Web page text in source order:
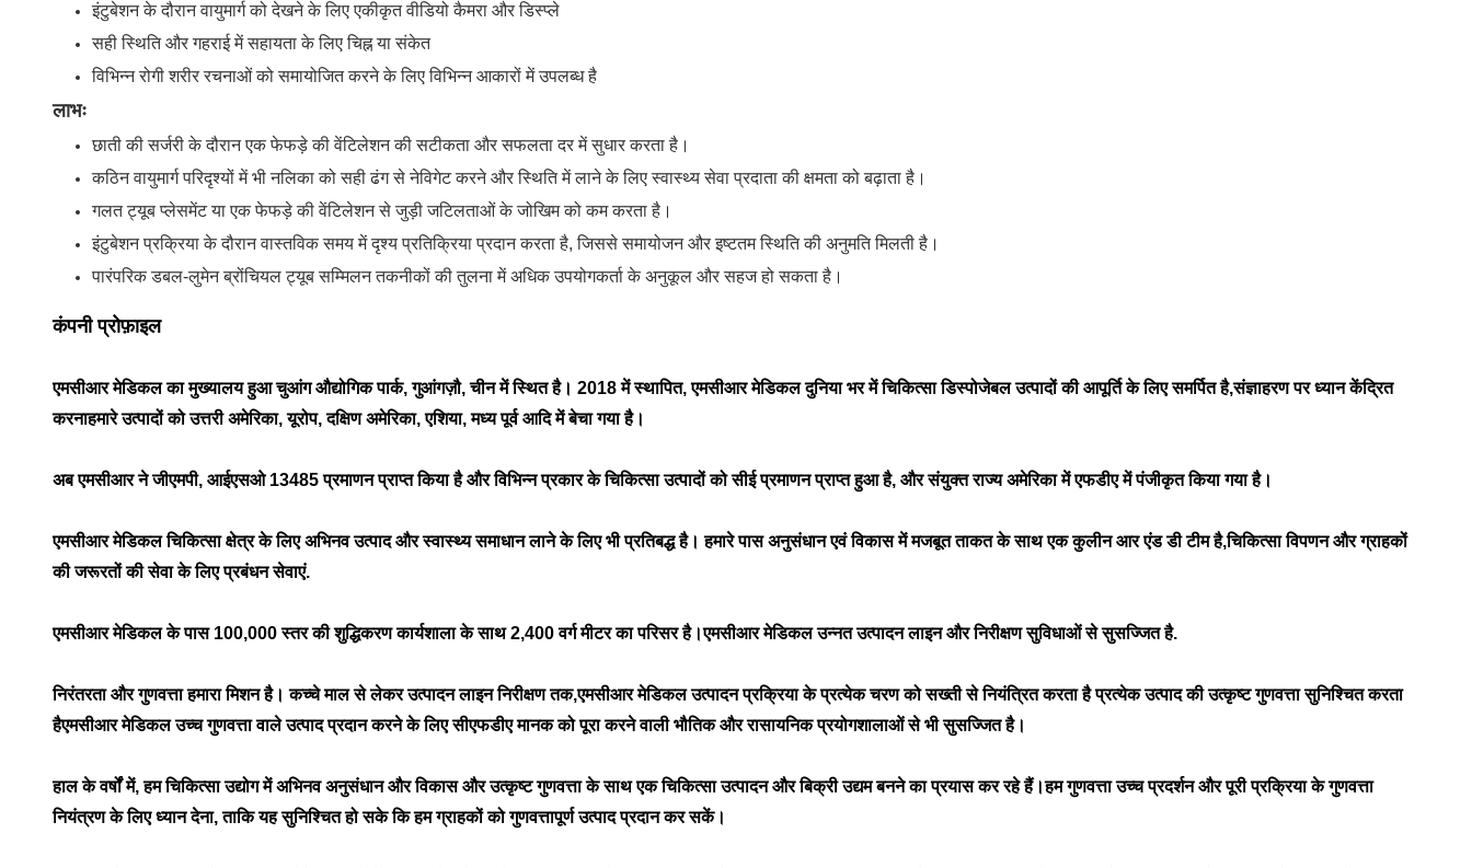
इंटुबेशन के दौरान वायुमार्ग को देखने के लिए एकीकृत वीडियो कैमरा और डिस्प्ले
सही स्थिति और गहराई में सहायता के लिए चिह्न या संकेत
विभिन्न रोगी शरीर रचनाओं को समायोजित करने के लिए विभिन्न आकारों में उपलब्ध है
लाभः
छाती की सर्जरी के दौरान एक फेफड़े की वेंटिलेशन की सटीकता और सफलता दर में सुधार करता है।
कठिन वायुमार्ग परिदृश्यों में भी नलिका को सही ढंग से नेविगेट करने और स्थिति में लाने के लिए स्वास्थ्य सेवा प्रदाता की क्षमता को बढ़ाता है।
गलत ट्यूब प्लेसमेंट या एक फेफड़े की वेंटिलेशन से जुड़ी जटिलताओं के जोखिम को कम करता है।
इंटुबेशन प्रक्रिया के दौरान वास्तविक समय में दृश्य प्रतिक्रिया प्रदान करता है, जिससे समायोजन और इष्टतम स्थिति की अनुमति मिलती है।
पारंपरिक डबल-लुमेन ब्रोंचियल ट्यूब सम्मिलन तकनीकों की तुलना में अधिक उपयोगकर्ता के अनुकूल और सहज हो सकता है।
कंपनी प्रोफ़ाइल
एमसीआर मेडिकल का मुख्यालय हुआ चुआंग औद्योगिक पार्क, गुआंगज़ौ, चीन में स्थित है। 2018 में स्थापित, एमसीआर मेडिकल दुनिया भर में चिकित्सा डिस्पोजेबल उत्पादों की आपूर्ति के लिए समर्पित है,संज्ञाहरण पर ध्यान केंद्रित
करनाहमारे उत्पादों को उत्तरी अमेरिका, यूरोप, दक्षिण अमेरिका, एशिया, मध्य पूर्व आदि में बेचा गया है।
अब एमसीआर ने जीएमपी, आईएसओ 13485 प्रमाणन प्राप्त किया है और विभिन्न प्रकार के चिकित्सा उत्पादों को सीई प्रमाणन प्राप्त हुआ है, और संयुक्त राज्य अमेरिका में एफडीए में पंजीकृत किया गया है।
एमसीआर मेडिकल चिकित्सा क्षेत्र के लिए अभिनव उत्पाद और स्वास्थ्य समाधान लाने के लिए भी प्रतिबद्ध है। हमारे पास अनुसंधान एवं विकास में मजबूत ताकत के साथ एक कुलीन आर एंड डी टीम है,चिकित्सा विपणन और ग्राहकों
की जरूरतों की सेवा के लिए प्रबंधन सेवाएं.
एमसीआर मेडिकल के पास 100,000 स्तर की शुद्धिकरण कार्यशाला के साथ 2,400 वर्ग मीटर का परिसर है।एमसीआर मेडिकल उन्नत उत्पादन लाइन और निरीक्षण सुविधाओं से सुसज्जित है.
निरंतरता और गुणवत्ता हमारा मिशन है। कच्चे माल से लेकर उत्पादन लाइन निरीक्षण तक,एमसीआर मेडिकल उत्पादन प्रक्रिया के प्रत्येक चरण को सख्ती से नियंत्रित करता है प्रत्येक उत्पाद की उत्कृष्ट गुणवत्ता सुनिश्चित करता
हैएमसीआर मेडिकल उच्च गुणवत्ता वाले उत्पाद प्रदान करने के लिए सीएफडीए मानक को पूरा करने वाली भौतिक और रासायनिक प्रयोगशालाओं से भी सुसज्जित है।
हाल के वर्षों में, हम चिकित्सा उद्योग में अभिनव अनुसंधान और विकास और उत्कृष्ट गुणवत्ता के साथ एक चिकित्सा उत्पादन और बिक्री उद्यम बनने का प्रयास कर रहे हैं।हम गुणवत्ता उच्च प्रदर्शन और पूरी प्रक्रिया के गुणवत्ता
नियंत्रण के लिए ध्यान देना, ताकि यह सुनिश्चित हो सके कि हम ग्राहकों को गुणवत्तापूर्ण उत्पाद प्रदान कर सकें।